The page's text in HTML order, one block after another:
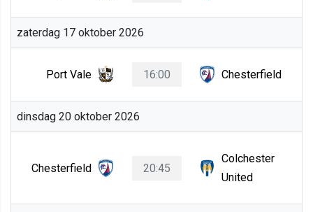
zaterdag 17 oktober 2026
Port Vale 16:00 Chesterfield
dinsdag 20 oktober 2026
Chesterfield 20:45
Colchester
United